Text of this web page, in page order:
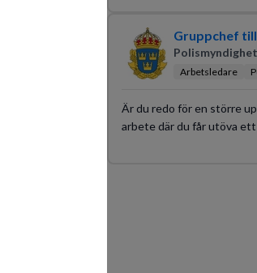
Gruppchef
Arbetsledare
Är du redo för en större
arbete där du får utöva